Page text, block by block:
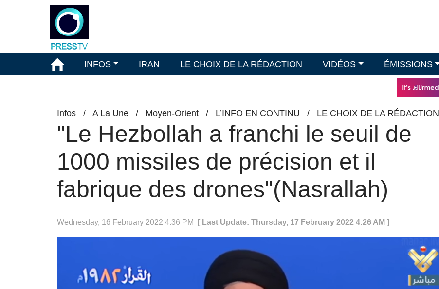
INFOS IRAN LE CHOIX DE LA RÉDACTION VIDÉOS ÉMISSIONS
Infos / A La Une / Moyen-Orient / L’INFO EN CONTINU / LE CHOIX DE LA RÉDACTION
"Le Hezbollah a franchi le seuil de
1000 missiles de précision et il
fabrique des drones"(Nasrallah)
Wednesday, 16 February 2022 4:36 PM [ Last Update: Thursday, 17 February 2022 4:26 AM ]